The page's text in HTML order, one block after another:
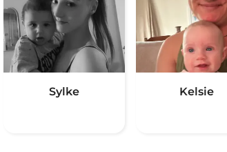
Sylke Kelsie